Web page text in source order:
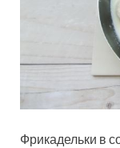
Фрикадельки в